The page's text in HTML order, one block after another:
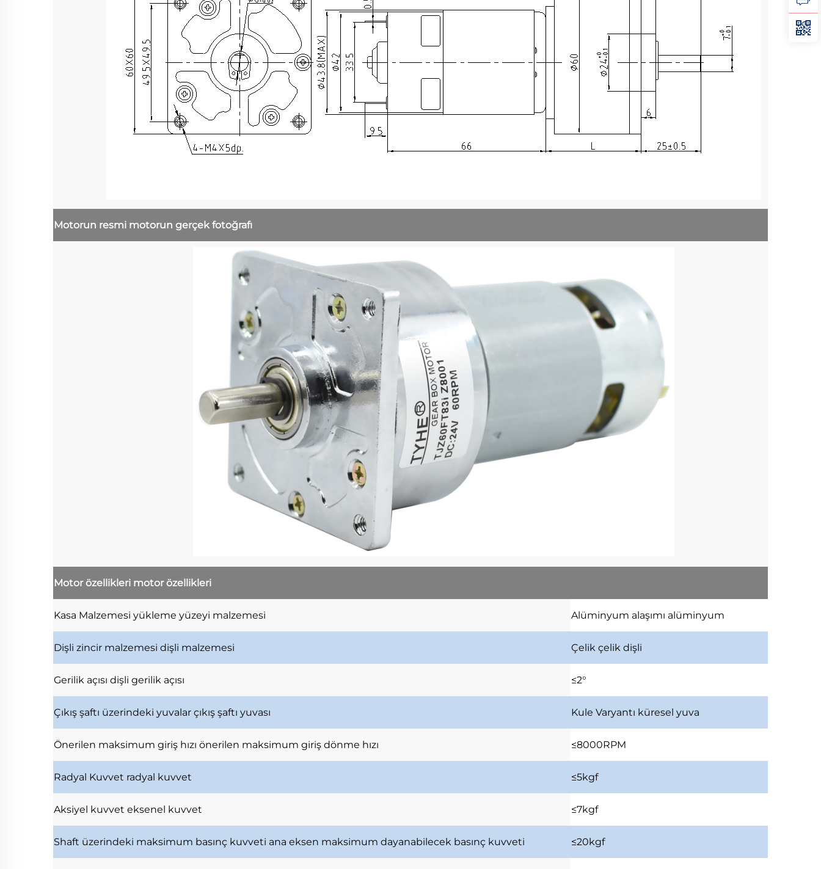
Motorun resmi motorun gerçek fotoğrafı
Motor özellikleri motor özellikleri
Kasa Malzemesi yükleme yüzeyi malzemesi Alüminyum alaşımı alüminyum
Dişli zincir malzemesi dişli malzemesi Çelik çelik dişli
Gerilik açısı dişli gerilik açısı ≤2°
Çıkış şaftı üzerindeki yuvalar çıkış şaftı yuvası Kule Varyantı küresel yuva
Önerilen maksimum giriş hızı önerilen maksimum giriş dönme hızı ≤8000RPM
Radyal Kuvvet radyal kuvvet ≤5kgf
Aksiyel kuvvet eksenel kuvvet ≤7kgf
Shaft üzerindeki maksimum basınç kuvveti ana eksen maksimum dayanabilecek basınç kuvveti ≤20kgf